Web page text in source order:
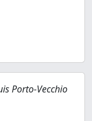
Porto-Vecchio